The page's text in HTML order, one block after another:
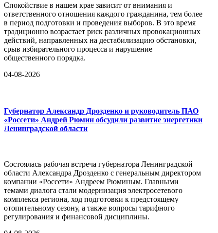
Спокойствие в нашем крае зависит от внимания и
ответственного отношения каждого гражданина, тем более
в период подготовки и проведения выборов. В это время
традиционно возрастает риск различных провокационных
действий, направленных на дестабилизацию обстановки,
срыв избирательного процесса и нарушение
общественного порядка.
04-08-2026
Губернатор Александр Дрозденко и руководитель ПАО
«Россети» Андрей Рюмин обсудили развитие энергетики
Ленинградской области
Состоялась рабочая встреча губернатора Ленинградской
области Александра Дрозденко с генеральным директором
компании «Россети» Андреем Рюминым. Главными
темами диалога стали модернизация электросетевого
комплекса региона, ход подготовки к предстоящему
отопительному сезону, а также вопросы тарифного
регулирования и финансовой дисциплины.